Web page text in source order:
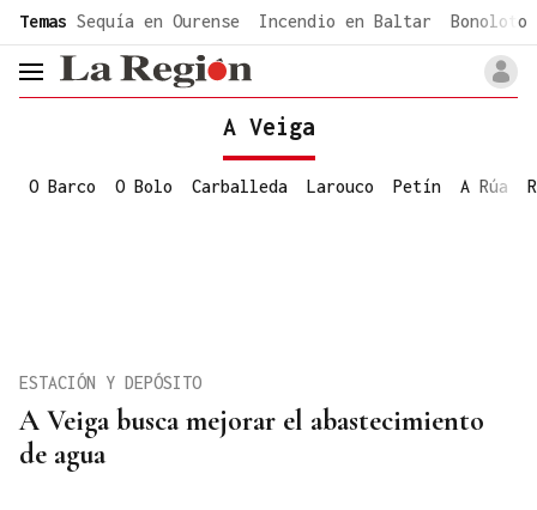
common.go-to-content
Temas Sequía en Ourense Incendio en Baltar Bonoloto
header.menu.open
A Veiga
O Barco O Bolo Carballeda Larouco Petín A Rúa
A Veiga busca mejorar el abastecimiento
de agua
ESTACIÓN Y DEPÓSITO